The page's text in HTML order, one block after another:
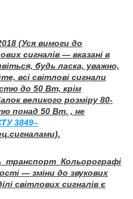
(Уся вимоги до
сигналів — вказані в
будь ласка, уважно,
всі світлові сигнали
до 50 Вт, крім
великого розміру 80-
понад 50 Вт. , не
3849–
— зміни до звукових
світлових сигналів є